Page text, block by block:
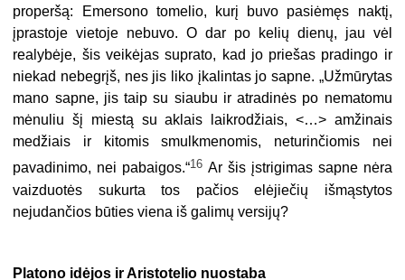
properšą: Emersono tomelio, kurį buvo pasiėmęs naktį,
įprastoje vietoje nebuvo. O dar po kelių dienų, jau vėl
realybėje, šis veikėjas suprato, kad jo priešas pradingo ir
niekad nebegrįš, nes jis liko įkalintas jo sapne. „Užmūrytas
mano sapne, jis taip su siaubu ir atradinės po nematomu
mėnuliu šį miestą su aklais laikrodžiais, <…> amžinais
medžiais ir kitomis smulkmenomis, neturinčiomis nei
pavadinimo, nei pabaigos.“16 Ar šis įstrigimas sapne nėra
vaizduotės sukurta tos pačios elėjiečių išmąstytos
nejudančios būties viena iš galimų versijų?
Platono idėjos ir Aristotelio nuostaba